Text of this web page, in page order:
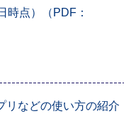
時点）（PDF：
リなどの使い方の紹介